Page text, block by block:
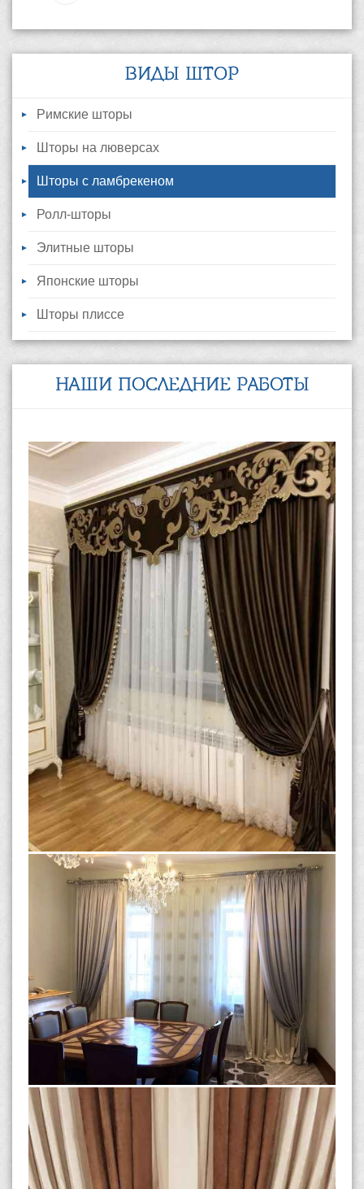
ВИДЫ ШТОР
Римские шторы
Шторы на люверсах
Шторы с ламбрекеном
Ролл-шторы
Элитные шторы
Японские шторы
Шторы плиссе
НАШИ ПОСЛЕДНИЕ РАБОТЫ